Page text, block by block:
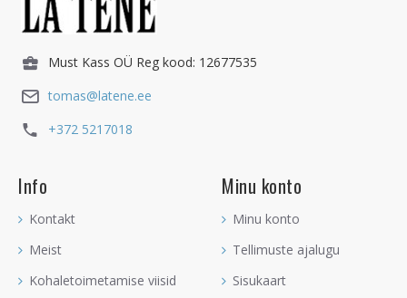
Must Kass OÜ Reg kood: 12677535
tomas@latene.ee
+372 5217018
Info
Kontakt
Meist
Kohaletoimetamise viisid
Minu konto
Minu konto
Tellimuste ajalugu
Sisukaart